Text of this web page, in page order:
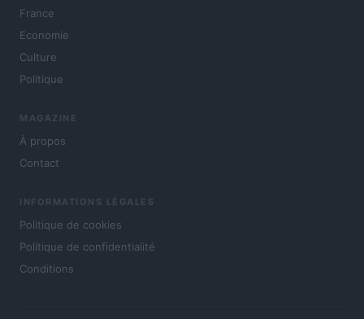
France
Economie
Culture
Politique
MAGAZINE
À propos
Contact
INFORMATIONS LÉGALES
Politique de cookies
Politique de confidentialité
Conditions